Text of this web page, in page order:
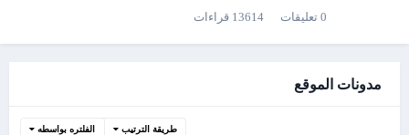
0 تعليقات 13614 قراءات
مدونات الموقع
طريقة الترتيب الفلتره بواسطه